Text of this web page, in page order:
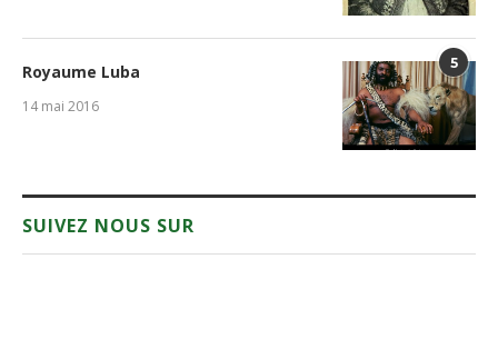
5
Royaume Luba
14 mai 2016
SUIVEZ NOUS SUR